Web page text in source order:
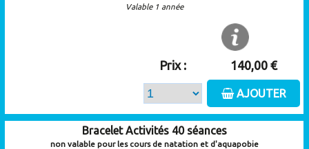
Valable 1 année
Prix : 140,00 €
AJOUTER
Bracelet Activités 40 séances
non valable pour les cours de natation et d'aquapobie